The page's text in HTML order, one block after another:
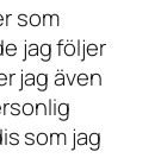
som
jag följer
jag även
som jag